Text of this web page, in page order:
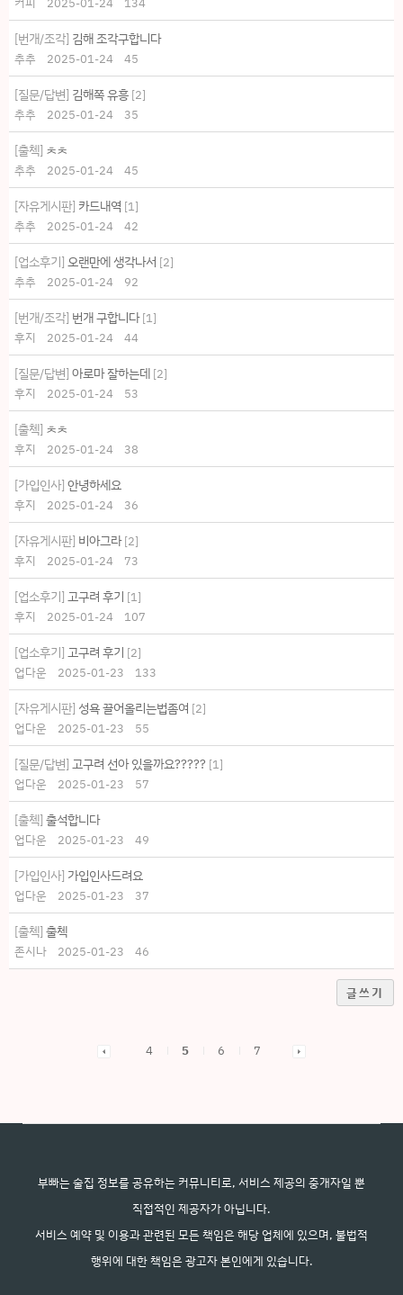
[번개/조각] 김해 조각구합니다
추추 2025-01-24 45
[질문/답변] 김해쪽 유흥 [2]
추추
2025-01-24 35
[출첵] ㅊㅊ
추추 2025-01-24 45
[자유게시판] 카드내역 [1]
추추
2025-01-24 42
[업소후기] 오랜만에 생각나서 [2]
추추
2025-01-24 92
[번개/조각] 번개 구합니다[1]
후지
2025-01-24 44
[질문/답변] 아로마 잘하는데 [2]
후지
2025-01-24 53
[출첵] ㅊㅊ
후지 2025-01-24 38
[가입인사] 안녕하세요
후지 2025-01-24 36
[자유게시판] 비아그라[2]
후지
2025-01-24 73
[업소후기] 고구려 후기 [1]
후지
2025-01-24 107
[업소후기] 고구려 후기 [2]
업다운
2025-01-23 133
[자유게시판] 성욕 끌어올리는법좀여 [2]
업다운
2025-01-23 55
[질문/답변] 고구려 선아 있을까요????? [1]
업다운
2025-01-23 57
[출첵] 출석합니다
업다운 2025-01-23 49
[가입인사] 가입인사드려요
업다운 2025-01-23 37
[출첵] 출첵
존시나 2025-01-23 46
글쓰기
4 5 6 7
부빠는 술집 정보를 공유하는 커뮤니티로, 서비스 제공의 중개자일 뿐
직접적인 제공자가 아닙니다.
서비스 예약 및 이용과 관련된 모든 책임은 해당 업체에 있으며, 불법적
행위에 대한 책임은 광고자 본인에게 있습니다.